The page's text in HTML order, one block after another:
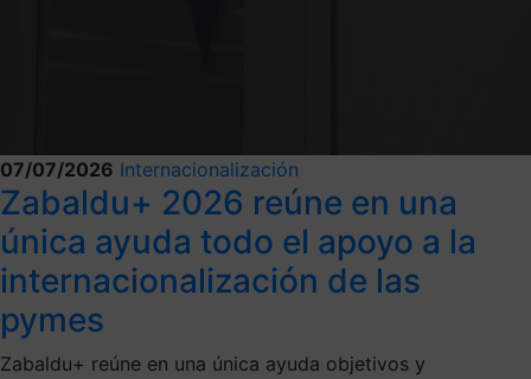
07/07/2026 Internacionalización
Zabaldu+ 2026 reúne en una
única ayuda todo el apoyo a la
internacionalización de las
pymes
Zabaldu+ reúne en una única ayuda objetivos y